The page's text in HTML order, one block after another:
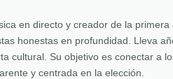
en directo y creador de la
honestas en profundidad. Lleva
cultural. Su objetivo es conectar a
y centrada en la elección.